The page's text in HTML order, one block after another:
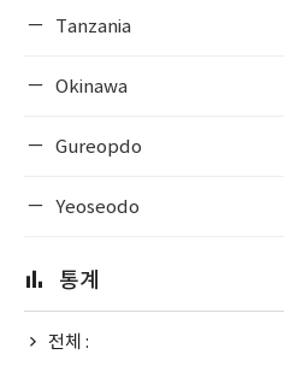
Tanzania
Okinawa
Gureopdo
Yeoseodo
통계
전체 :